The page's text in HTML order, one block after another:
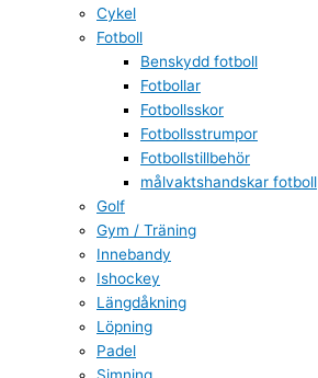
Cykel
Fotboll
Benskydd fotboll
Fotbollar
Fotbollsskor
Fotbollsstrumpor
Fotbollstillbehör
målvaktshandskar fotboll
Golf
Gym / Träning
Innebandy
Ishockey
Längdåkning
Löpning
Padel